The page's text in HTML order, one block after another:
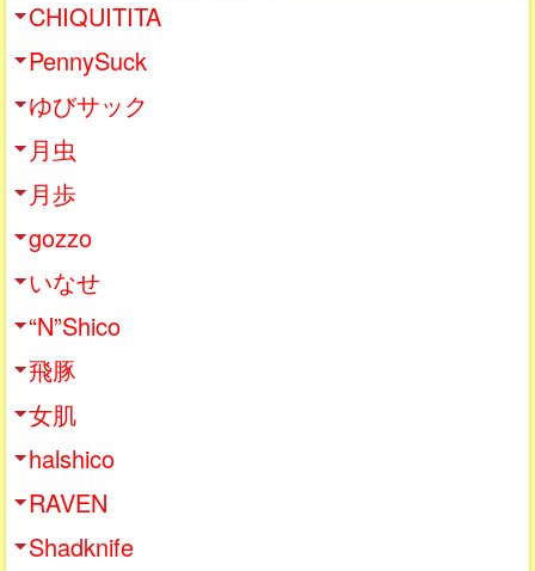
CHIQUITITA
PennySuck
ゆびサック
月虫
月歩
gozzo
いなせ
“N”Shico
飛豚
女肌
halshico
RAVEN
Shadknife